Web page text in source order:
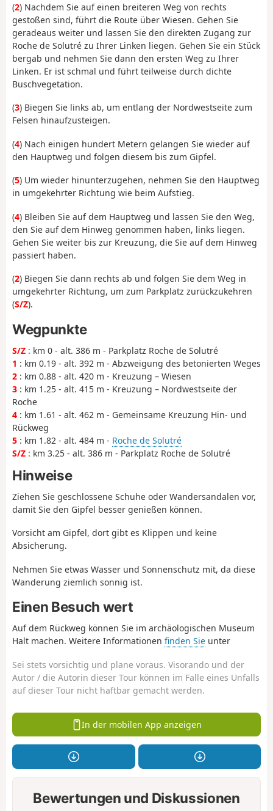
(2) Nachdem Sie auf einen breiteren Weg von rechts
gestoßen sind, führt die Route über Wiesen. Gehen Sie
geradeaus weiter und lassen Sie den direkten Zugang zur
Roche de Solutré zu Ihrer Linken liegen. Gehen Sie ein Stück
bergab und nehmen Sie dann den ersten Weg zu Ihrer
Linken. Er ist schmal und führt teilweise durch dichte
Buschvegetation.
(3) Biegen Sie links ab, um entlang der Nordwestseite zum
Felsen hinaufzusteigen.
(4) Nach einigen hundert Metern gelangen Sie wieder auf
den Hauptweg und folgen diesem bis zum Gipfel.
(5) Um wieder hinunterzugehen, nehmen Sie den Hauptweg
in umgekehrter Richtung wie beim Aufstieg.
(4) Bleiben Sie auf dem Hauptweg und lassen Sie den Weg,
den Sie auf dem Hinweg genommen haben, links liegen.
Gehen Sie weiter bis zur Kreuzung, die Sie auf dem Hinweg
passiert haben.
(2) Biegen Sie dann rechts ab und folgen Sie dem Weg in
umgekehrter Richtung, um zum Parkplatz zurückzukehren
(S/Z).
Wegpunkte
S/Z : km 0 - alt. 386 m - Parkplatz Roche de Solutré
1 : km 0.19 - alt. 392 m - Abzweigung des betonierten Weges
2 : km 0.88 - alt. 420 m - Kreuzung – Wiesen
3 : km 1.25 - alt. 415 m - Kreuzung – Nordwestseite der
Roche
4 : km 1.61 - alt. 462 m - Gemeinsame Kreuzung Hin- und
Rückweg
5 : km 1.82 - alt. 484 m - Roche de Solutré
S/Z : km 3.25 - alt. 386 m - Parkplatz Roche de Solutré
Hinweise
Ziehen Sie geschlossene Schuhe oder Wandersandalen vor,
damit Sie den Gipfel besser genießen können.
Vorsicht am Gipfel, dort gibt es Klippen und keine
Absicherung.
Nehmen Sie etwas Wasser und Sonnenschutz mit, da diese
Wanderung ziemlich sonnig ist.
Einen Besuch wert
Auf dem Rückweg können Sie im archäologischen Museum
Halt machen. Weitere Informationen finden Sie unter
Sei stets vorsichtig und plane voraus. Visorando und der
Autor / die Autorin dieser Tour können im Falle eines Unfalls
auf dieser Tour nicht haftbar gemacht werden.
In der mobilen App anzeigen
Bewertungen und Diskussionen